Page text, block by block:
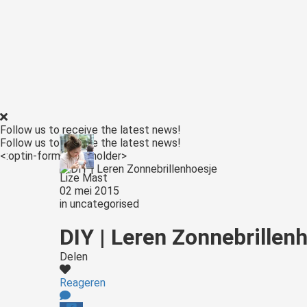
Follow us to receive the latest news!
Follow us to receive the latest news!
<:optin-form-placeholder>
Lize Mast
02 mei 2015
in uncategorised
DIY | Leren
Delen
Reageren